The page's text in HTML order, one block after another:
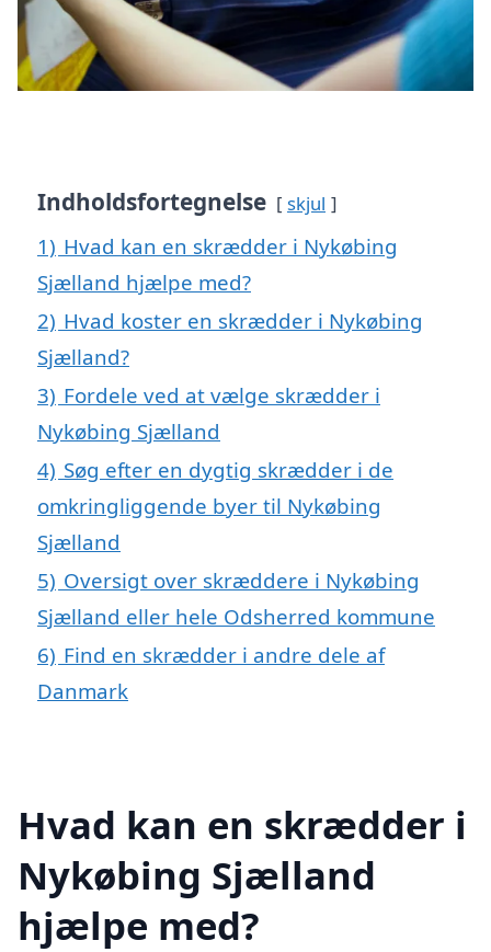
Indholdsfortegnelse skjul
1) Hvad kan en skrædder i Nykøbing
Sjælland hjælpe med?
2) Hvad koster en skrædder i Nykøbing
Sjælland?
3) Fordele ved at vælge skrædder i
Nykøbing Sjælland
4) Søg efter en dygtig skrædder i de
omkringliggende byer til Nykøbing
Sjælland
5) Oversigt over skræddere i Nykøbing
Sjælland eller hele Odsherred kommune
6) Find en skrædder i andre dele af
Danmark
Hvad kan en skrædder i
Nykøbing Sjælland
hjælpe med?